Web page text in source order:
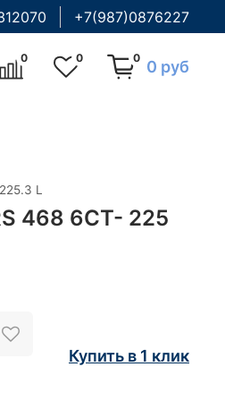
+7(987)0876227
0 0 0 0 руб
L
468 6CT- 225
Купить в 1 клик